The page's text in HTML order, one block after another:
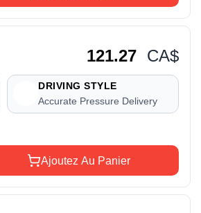
121.27 CA$
DRIVING STYLE
Accurate Pressure Delivery
Ajoutez Au Panier